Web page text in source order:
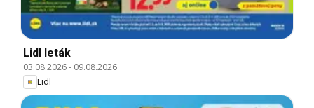
Lidl leták
03.08.2026- 09.08.2026
Lidl